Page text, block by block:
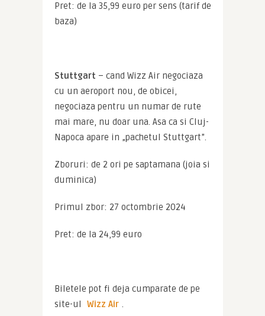
Pret: de la 35,99 euro per sens (tarif de
baza)
Stuttgart – cand Wizz Air negociaza
cu un aeroport nou, de obicei,
negociaza pentru un numar de rute
mai mare, nu doar una. Asa ca si Cluj-
Napoca apare in „pachetul Stuttgart”.
Zboruri: de 2 ori pe saptamana (joia si
duminica)
Primul zbor: 27 octombrie 2024
Pret: de la 24,99 euro
Biletele pot fi deja cumparate de pe
site-ul
Wizz Air .